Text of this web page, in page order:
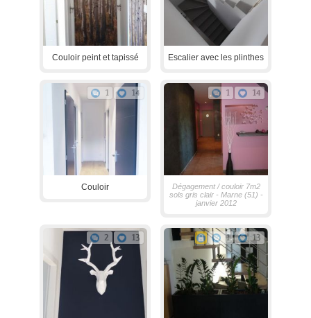
Couloir peint et tapissé Escalier avec les plinthes
1 14
Couloir
1 14
Dégagement / couloir 7m2
sols gris clair - Marne (51) -
janvier 2012
2 13 1 13